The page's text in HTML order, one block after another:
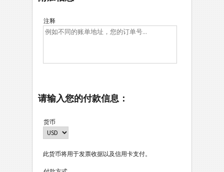
注释
请输入您的付款信息：
货币
此货币将用于发票收据以及信用卡支付。